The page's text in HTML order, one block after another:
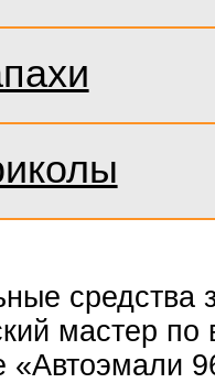
средства
мастер по
«Автоэмали